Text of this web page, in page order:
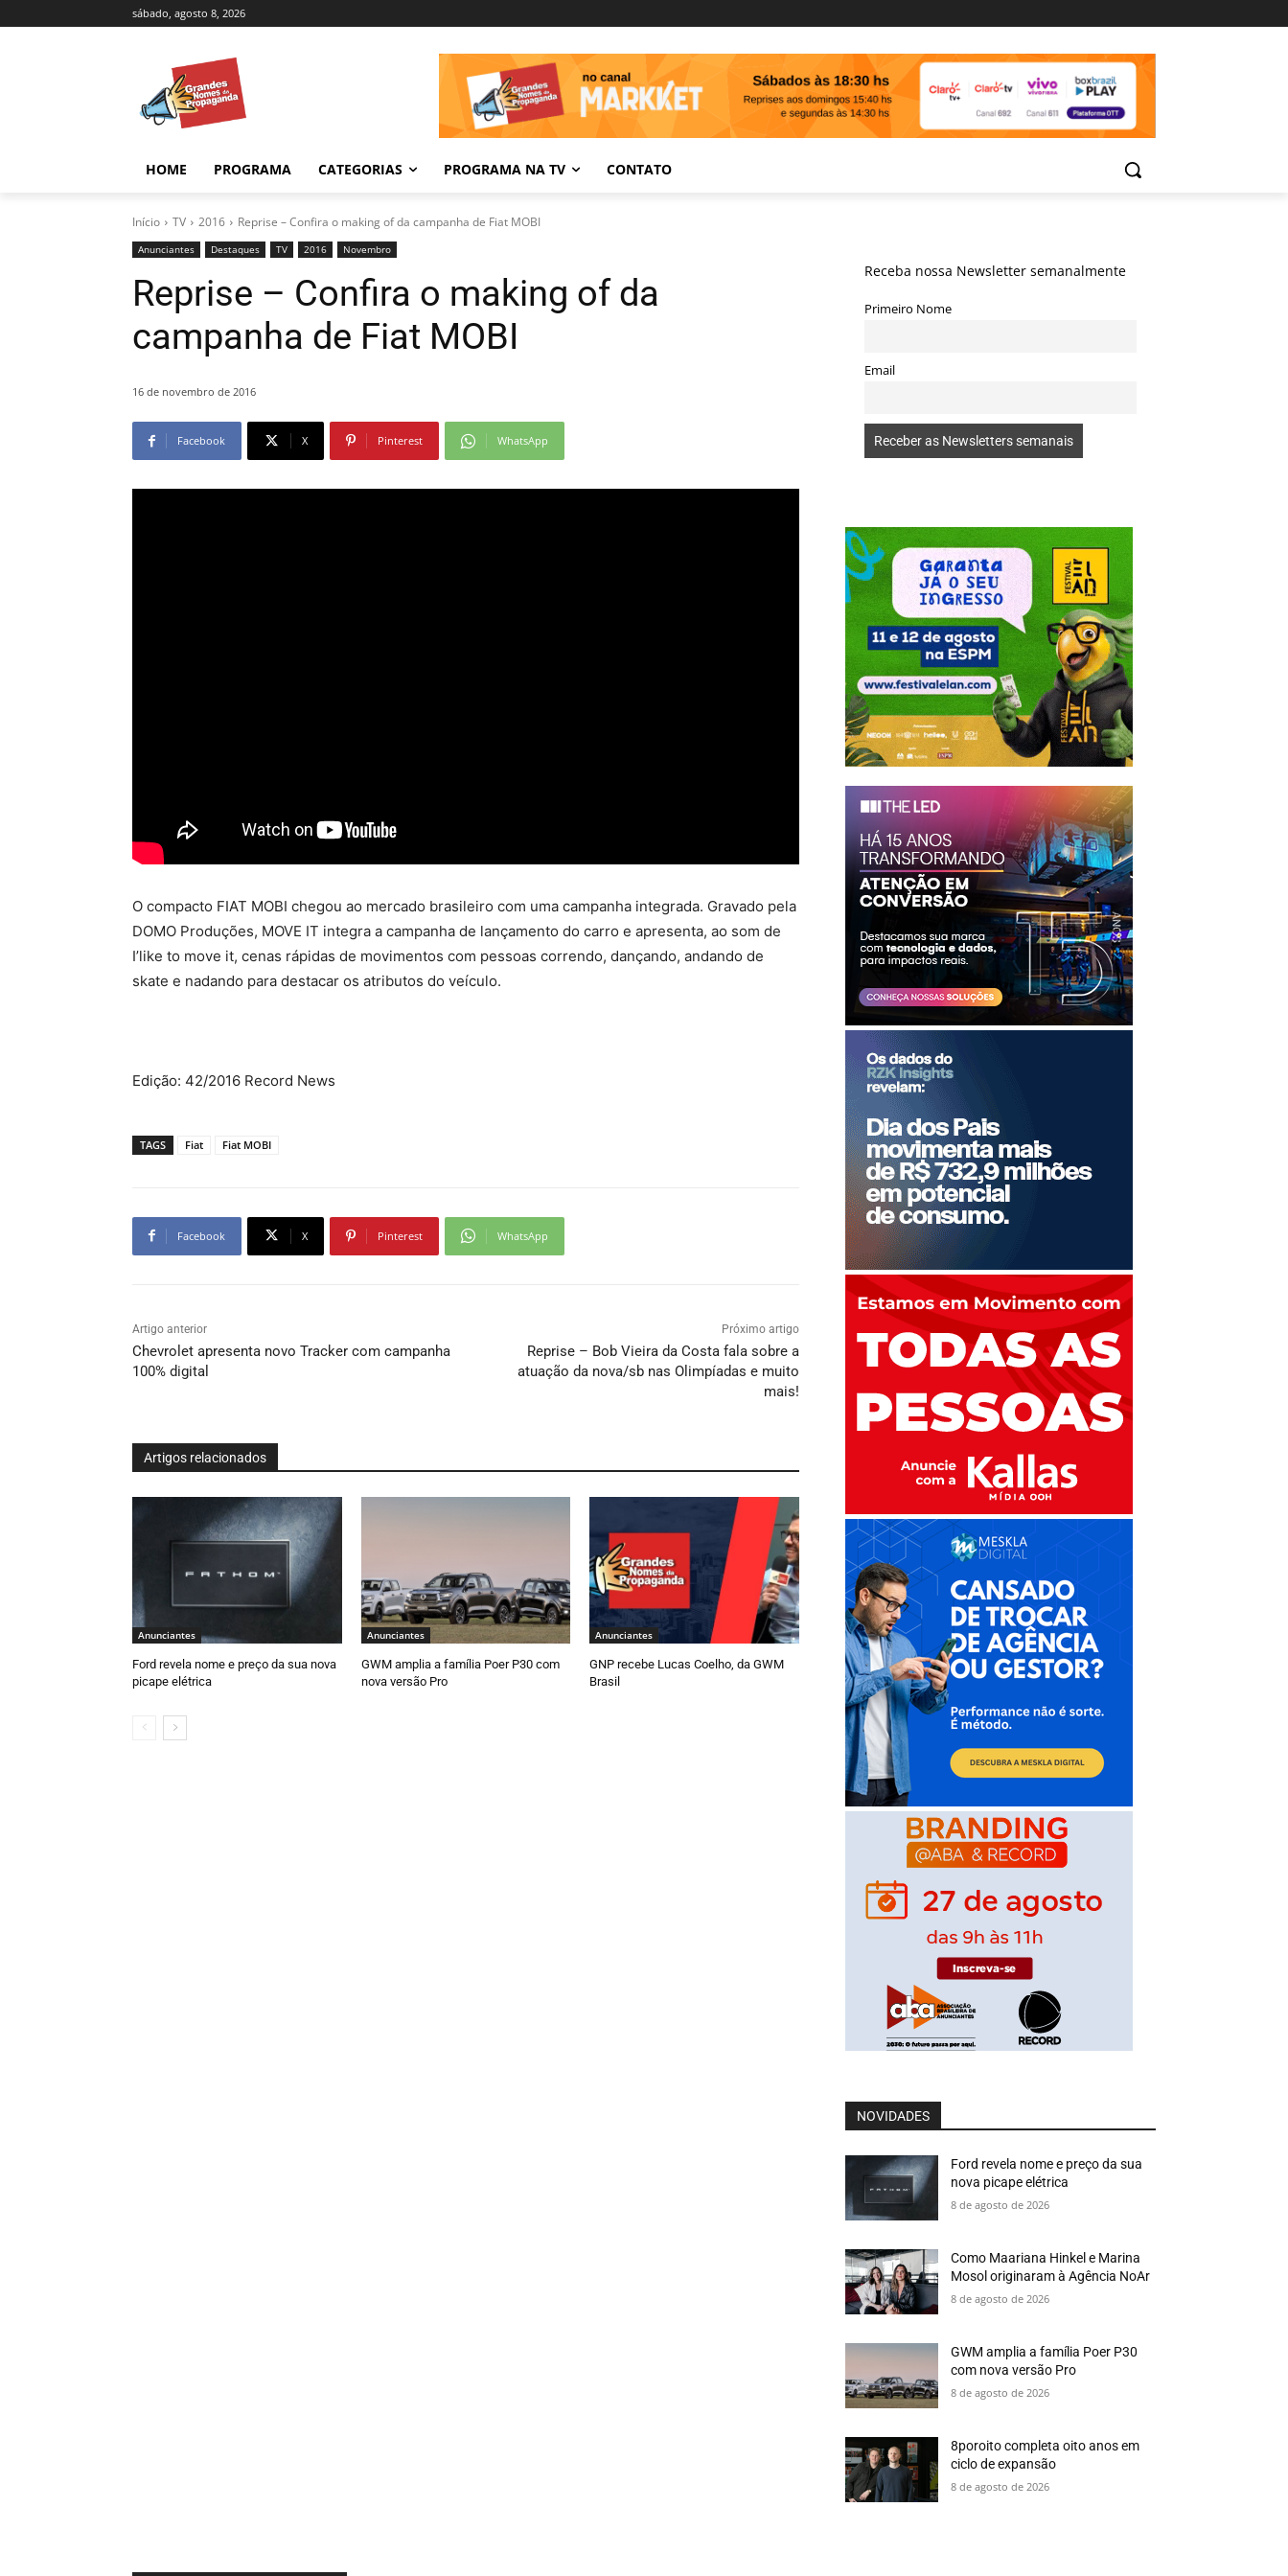
sábado, agosto 8, 2026
HOME PROGRAMA CATEGORIAS PROGRAMA NA TV CONTATO
Início TV 2016 Reprise – Confira o making of da campanha de Fiat MOBI
Anunciantes Destaques TV 2016 Novembro
Reprise – Confira o making of da
campanha de Fiat MOBI
16 de novembro de 2016
Facebook X Pinterest WhatsApp
O compacto FIAT MOBI chegou ao mercado brasileiro com uma campanha integrada. Gravado pela
DOMO Produções, MOVE IT integra a campanha de lançamento do carro e apresenta, ao som de
I’like to move it, cenas rápidas de movimentos com pessoas correndo, dançando, andando de
skate e nadando para destacar os atributos do veículo.
Edição: 42/2016 Record News
TAGS Fiat Fiat MOBI
Facebook X Pinterest WhatsApp
Artigo anterior
Chevrolet apresenta novo Tracker com campanha
100% digital
Próximo artigo
Reprise – Bob Vieira da Costa fala sobre a
atuação da nova/sb nas Olimpíadas e muito
mais!
Artigos relacionados
Anunciantes
Ford revela nome e preço da sua nova
picape elétrica
Anunciantes
GWM amplia a família Poer P30 com
nova versão Pro
Anunciantes
GNP recebe Lucas Coelho, da GWM
Brasil
Receba nossa Newsletter semanalmente
Primeiro Nome
Email
NOVIDADES
Ford revela nome e preço da sua
nova picape elétrica
8 de agosto de 2026
Como Maariana Hinkel e Marina
Mosol originaram à Agência NoAr
8 de agosto de 2026
GWM amplia a família Poer P30
com nova versão Pro
8 de agosto de 2026
8poroito completa oito anos em
ciclo de expansão
8 de agosto de 2026